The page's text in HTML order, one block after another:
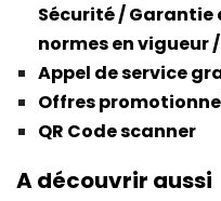
Sécurité / Garantie
normes en
Appel de service
Offres
QR Code scanner
A découvrir aussi